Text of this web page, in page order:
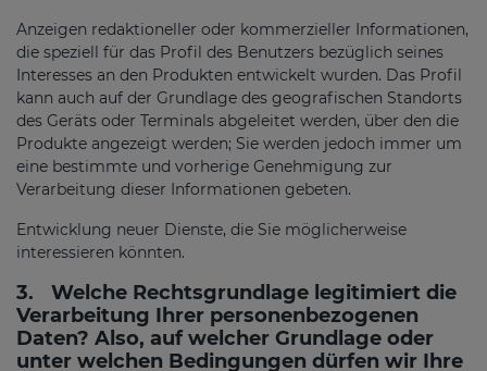
Anzeigen redaktioneller oder kommerzieller Informationen,
die speziell für das Profil des Benutzers bezüglich seines
Interesses an den Produkten entwickelt wurden. Das Profil
kann auch auf der Grundlage des geografischen Standorts
des Geräts oder Terminals abgeleitet werden, über den die
Produkte angezeigt werden; Sie werden jedoch immer um
eine bestimmte und vorherige Genehmigung zur
Verarbeitung dieser Informationen gebeten.
Entwicklung neuer Dienste, die Sie möglicherweise
interessieren könnten.
3.
Welche Rechtsgrundlage legitimiert die
Verarbeitung Ihrer personenbezogenen
Daten? Also, auf welcher Grundlage oder
unter welchen Bedingungen dürfen wir Ihre